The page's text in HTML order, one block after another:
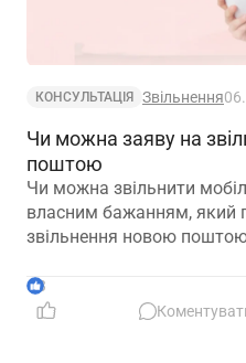
КОНСУЛЬТАЦІЯ Звільнення
Чи можна заяву на
поштою
Чи можна звільнити
власним бажанням, який
звільнення новою
3